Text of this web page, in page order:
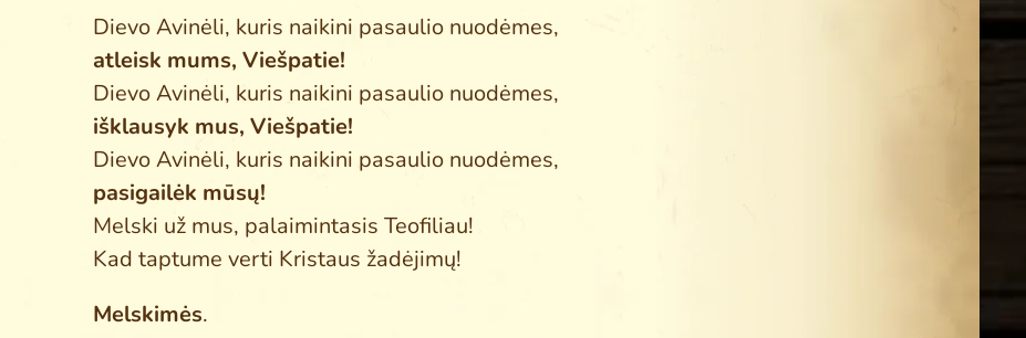
Dievo Avinėli, kuris naikini pasaulio nuodėmes,
atleisk mums, Viešpatie!
Dievo Avinėli, kuris naikini pasaulio nuodėmes,
išklausyk mus, Viešpatie!
Dievo Avinėli, kuris naikini pasaulio nuodėmes,
pasigailėk mūsų!
Melski už mus, palaimintasis Teofiliau!
Kad taptume verti Kristaus žadėjimų!
Melskimės.